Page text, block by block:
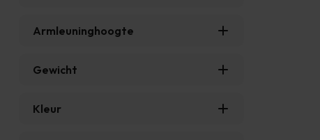
Armleuninghoogte
Gewicht
Kleur